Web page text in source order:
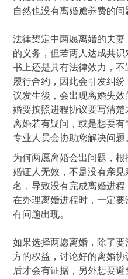
自然也没有离婚赡养费的问
法律槼定中两愿离婚的夫
的义务，但若两人达成共
书上还是具有法律效力，
履行合约，因此会引发纠
议发生後，会出现离婚失
婚要按照进程协议要写清
离婚若有疑问，或是想要
专业人员会协助您解决问题
为何两愿离婚会出问题，
婚证人无效，不是没有亲
名，导致没有完成离婚进
在办理离婚进程时，一定
有问题出现。
如果选择两愿离婚，除了
方的权益，讨论好的离婚
后才会有证据，另外想要